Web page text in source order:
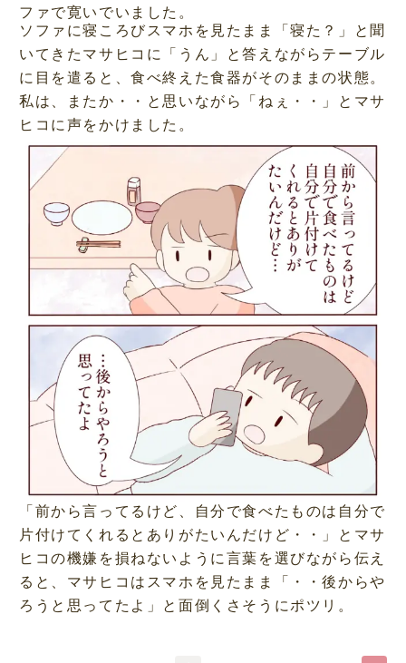
ファで寛いでいました。
ソファに寝ころびスマホを見たまま「寝た？」と聞
いてきたマサヒコに「うん」と答えながらテーブル
に目を遣ると、食べ終えた食器がそのままの状態。
私は、またか・・と思いながら「ねぇ・・」とマサ
ヒコに声をかけました。
「前から言ってるけど、自分で食べたものは自分で
片付けてくれるとありがたいんだけど・・」とマサ
ヒコの機嫌を損ねないように言葉を選びながら伝え
ると、マサヒコはスマホを見たまま「・・後からや
ろうと思ってたよ」と面倒くさそうにポツリ。